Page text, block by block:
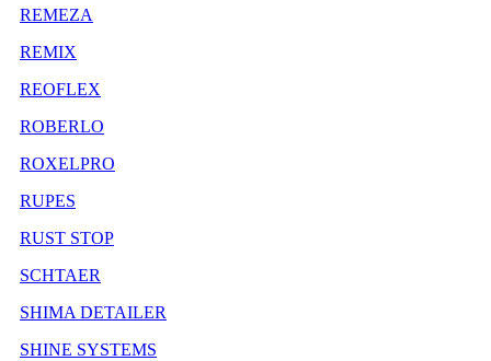
REMEZA
REMIX
REOFLEX
ROBERLO
ROXELPRO
RUPES
RUST STOP
SCHTAER
SHIMA DETAILER
SHINE SYSTEMS